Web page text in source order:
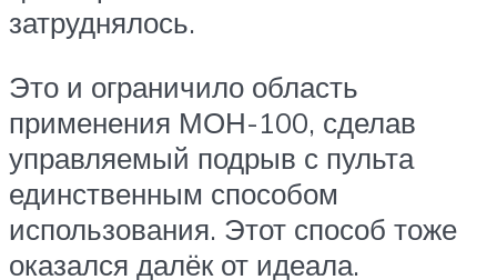
затруднялось.
Это и ограничило область
применения МОН-100, сделав
управляемый подрыв с пульта
единственным способом
использования. Этот способ тоже
оказался далёк от идеала.